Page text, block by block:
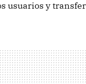
usuarios y